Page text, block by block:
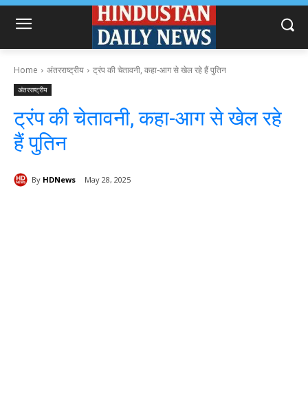
Home अंतरराष्ट्रीय ट्रंप की चेतावनी, कहा-आग से खेल रहे हैं पुतिन
अंतरराष्ट्रीय
ट्रंप की चेतावनी, कहा-आग से खेल रहे
हैं पुतिन
By HDNews May 28, 2025